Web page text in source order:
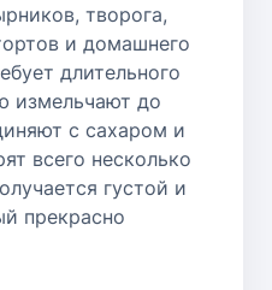
творога,
и домашнего
длительного
измельчают до
с сахаром и
всего несколько
густой и
прекрасно